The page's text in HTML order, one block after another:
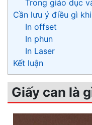
Trong giáo dục
Cần lưu ý điều gì
In offset
In phun
In Laser
Kết luận
Giấy can là